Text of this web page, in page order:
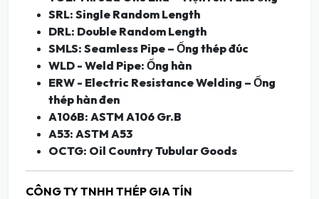
SRL: Single Random Length
DRL: Double Random Length
SMLS: Seamless Pipe – Ống thép đúc
WLD - Weld Pipe: Ống hàn
ERW - Electric Resistance Welding – Ống
thép hàn đen
A106B: ASTM A106 Gr.B
A53: ASTM A53
OCTG: Oil Country Tubular Goods
CÔNG TY TNHH THÉP GIA TÍN